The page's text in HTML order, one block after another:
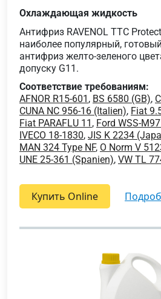
Охлаждающая жидкость
Антифриз RAVENOL TTC
наиболее популярный,
антифриз желто-зеленого
допуску G11.
Соответствие требованиям:
AFNOR R15-601 , BS 6580 (GB),
CUNA NC 956-16 (Italien), Fiat
Fiat PARAFLU 11 , Ford WSS-
IVECO 18-1830, JIS K 2234
MAN 324 Type NF, O Norm V
UNE 25-361 (Spanien), VW TL
Купить Online